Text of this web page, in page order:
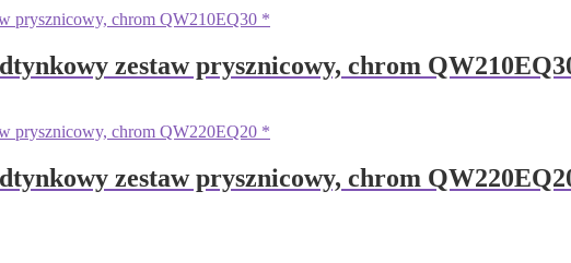
zestaw prysznicowy, chrom
zestaw prysznicowy, chrom